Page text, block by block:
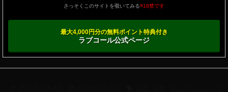
さっそくこのサイトを覗いてみる※18禁です
最大4,000円分の無料ポイント特典付き
ラブコール公式ページ